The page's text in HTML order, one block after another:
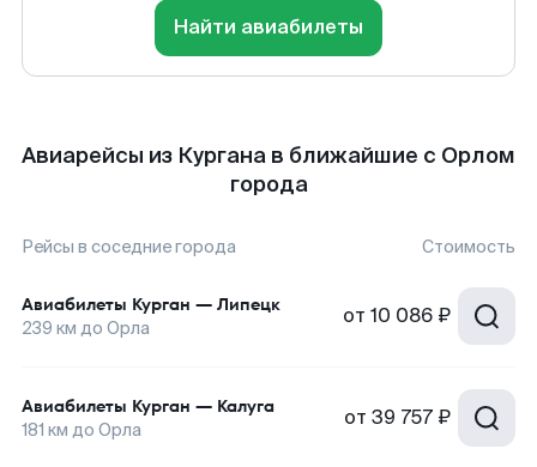
Найти авиабилеты
Авиарейсы из Кургана в ближайшие с Орлом
города
Рейсы в соседние города Стоимость
Авиабилеты Курган — Липецк
239 км до Орла от 10 086 ₽
Авиабилеты Курган — Калуга
181 км до Орла от 39 757 ₽